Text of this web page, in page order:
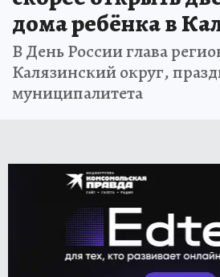
дома ребёнка в
В День России глава
Калязинский округ,
муниципалитета